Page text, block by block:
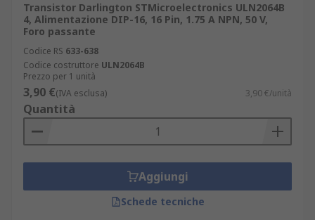
Transistor Darlington STMicroelectronics ULN2064B
4, Alimentazione DIP-16, 16 Pin, 1.75 A NPN, 50 V,
Foro passante
Codice RS 633-638
Codice costruttore ULN2064B
Prezzo per 1 unità
3,90 €(IVA esclusa) 3,90 €/unità
Quantità
Aggiungi
Schede tecniche